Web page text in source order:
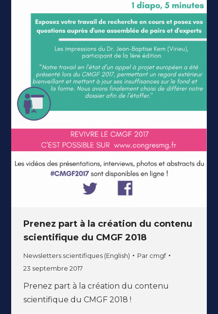
Prenez part à la création du contenu
scientifique du CMGF 2018
Newsletters scientifiques (English) Par cmgf
23 septembre 2017
Prenez part à la création du contenu
scientifique du CMGF 2018 !